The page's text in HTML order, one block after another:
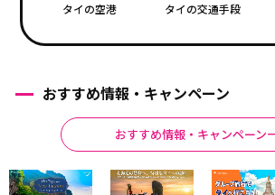
タイの空港 タイの交通手段
おすすめ情報・キャンペーン
おすすめ情報・キャンペーン